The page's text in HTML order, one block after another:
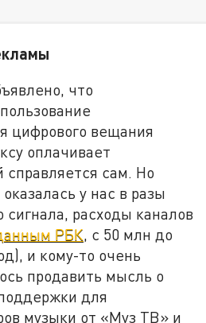
что
цифрового вещания
оплачивает
справляется сам. Но
у нас в разы
сигнала, расходы каналов
РБК, с 50 млн до
и кому-то очень
продавить мысль о
для
музыки от «Муз ТВ» и